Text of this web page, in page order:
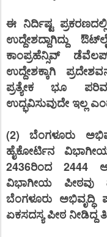
ಈ ನಿರ್ದಿಷ್ಟ
ಉದ್ದೇಶದ್ದಾಗಿದ್ದು
ಕಾಂಪ್ರಹೆನ್ಸಿವ್
ಉದ್ದೇಶಕ್ಕಾಗಿ
ಪ್ರತ್ಯೇಕ ಭೂ
ಉದ್ಭವಿಸುವುದೇ ಇಲ್ಲ
(2) ಬೆಂಗಳೂರು
ಹೈಕೋರ್ಟಿನ
2436ರಿಂದ 2444
ವಿಭಾಗೀಯ ಪೀಠವು
ಬೆಂಗಳೂರು ಅಭಿವೃದ್ಧಿ
ಏಕಸದಸ್ಯ ಪೀಠ ನೀಡಿದ್ದ